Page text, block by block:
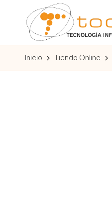
contenido
T
o
tienda
de
Inicio Tienda Online